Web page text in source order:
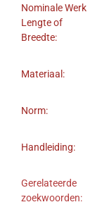
Nominale Werk
Lengte of
Breedte:
Materiaal:
Norm:
Handleiding:
Gerelateerde
zoekwoorden: